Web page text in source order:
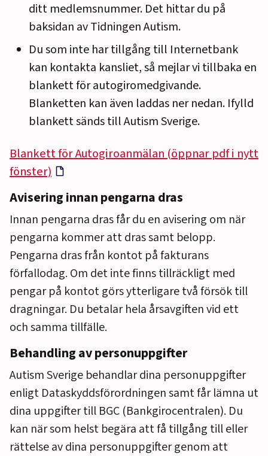
ditt medlemsnummer. Det hittar du på
baksidan av Tidningen Autism.
Du som inte har tillgång till Internetbank
kan kontakta kansliet, så mejlar vi tillbaka en
blankett för autogiromedgivande.
Blanketten kan även laddas ner nedan. Ifylld
blankett sänds till Autism Sverige.
Blankett för Autogiroanmälan (öppnar pdf i nytt
fönster)
Avisering innan pengarna dras
Innan pengarna dras får du en avisering om när
pengarna kommer att dras samt belopp.
Pengarna dras från kontot på fakturans
förfallodag. Om det inte finns tillräckligt med
pengar på kontot görs ytterligare två försök till
dragningar. Du betalar hela årsavgiften vid ett
och samma tillfälle.
Behandling av personuppgifter
Autism Sverige behandlar dina personuppgifter
enligt Dataskyddsförordningen samt får lämna ut
dina uppgifter till BGC (Bankgirocentralen). Du
kan när som helst begära att få tillgång till eller
rättelse av dina personuppgifter genom att